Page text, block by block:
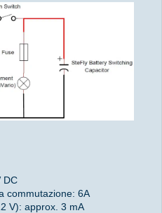
DC
commutazione: 6A
V): approx. 3 mA